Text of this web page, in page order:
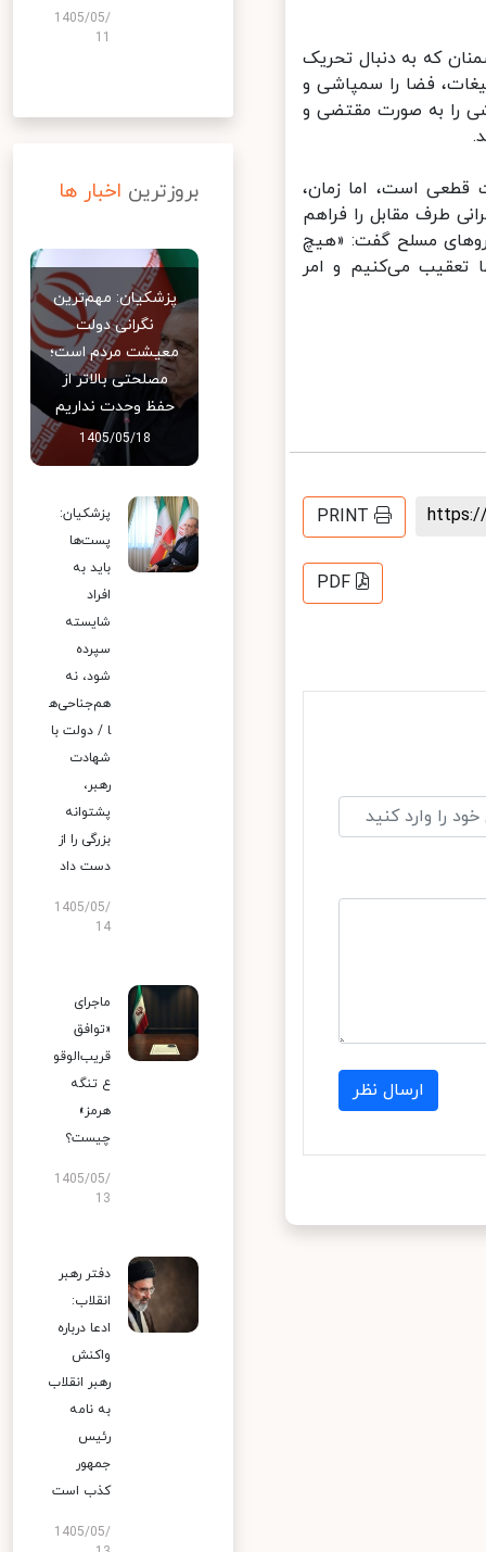
که به دنبال تحریک
فضا را سمپاشی و
را به صورت مقتضی و
قطعی است، اما زمان،
طرف مقابل را فراهم
مسلح گفت: «هیچ
تعقیب می‌کنیم و امر
PRINT
PDF
ارسال نظر
1405/05/
بروزترین اخبار ها
پزشکیان: مهم‌ترین
نگرانی دولت
معیشت مردم است؛
مصلحتی بالاتر از
حفظ وحدت نداریم
1405/05/18
پزشکیان:
پست‌ها
باید به
افراد
شایسته
سپرده
شود، نه
هم‌جناحی‌ه
ا / دولت با
شهادت
رهبر،
پشتوانه
بزرگی را از
دست داد
1405/05/
14
ماجرای
«توافق
قریب‌الوقو
ع تنگه
هرمز»
چیست؟
1405/05/
13
دفتر رهبر
انقلاب:
ادعا درباره
واکنش
رهبر انقلاب
به نامه
رئیس
جمهور
کذب است
1405/05/